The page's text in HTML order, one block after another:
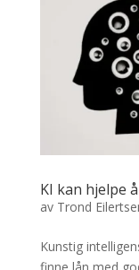
KI kan hjelpe
av Trond
Kunstig